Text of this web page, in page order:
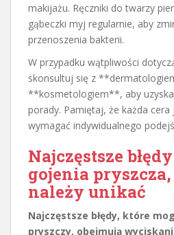
makijażu. Ręczniki do twarzy
gąbeczki myj regularnie, aby
przenoszenia bakterii.
W przypadku wątpliwości
skonsultuj się z
**kosmetologiem**, aby
porady. Pamiętaj, że każda
wymagać indywidualnego
Najczęstsze
gojenia
należy unikać
Najczęstsze błędy, które
pryszczy, obejmują